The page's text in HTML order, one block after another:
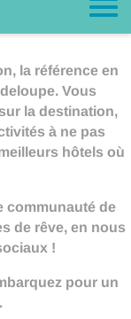
la référence en
Vous
la destination,
à ne pas
hôtels où
communauté de
de rêve, en nous
!
pour un